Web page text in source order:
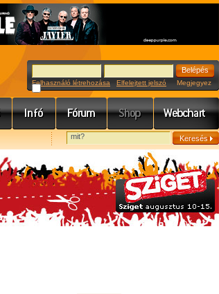
Felhasználó létrehozása Elfelejtett jelszó Megjegyez